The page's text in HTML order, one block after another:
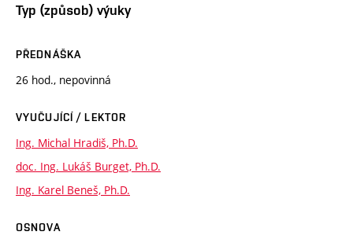
Typ (způsob) výuky
PŘEDNÁŠKA
26 hod., nepovinná
VYUČUJÍCÍ / LEKTOR
Ing. Michal Hradiš, Ph.D.
doc. Ing. Lukáš Burget, Ph.D.
Ing. Karel Beneš, Ph.D.
OSNOVA